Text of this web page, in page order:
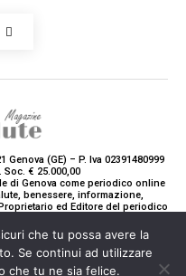
Genova (GE) – P. Iva 02391480999
Soc. € 25.000,00
di Genova come periodico online
benessere, informazione,
ed Editore del periodico
R.V. 5663/2020 Reg. Stampa
2020).
SRL
che tu possa avere la
Se continui ad utilizzare
che tu ne sia felice.